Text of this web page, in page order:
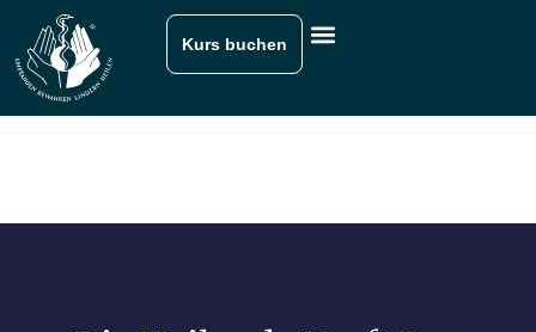
Kurs buchen